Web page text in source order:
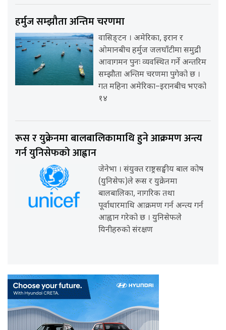
हर्मुज सम्झौता अन्तिम चरणमा
वासिङ्टन । अमेरिका, इरान र
ओमानबीच हर्मुज जलघाँटीमा समुद्री
आवागमन पुनः व्यवस्थित गर्ने अन्तरिम
सम्झौता अन्तिम चरणमा पुगेको छ ।
गत महिना अमेरिका–इरानबीच भएको
१४
रूस र युक्रेनमा बालबालिकामाथि हुने आक्रमण अन्त्य
गर्न युनिसेफको आह्वान
जेनेभा । संयुक्त राष्ट्रसङ्घीय बाल कोष
(युनिसेफ)ले रूस र युक्रेनमा
बालबालिका, नागरिक तथा
पूर्वाधारमाथि आक्रमण गर्न अन्त्य गर्न
आह्वान गरेको छ । युनिसेफले
यिनीहरुको संरक्षण